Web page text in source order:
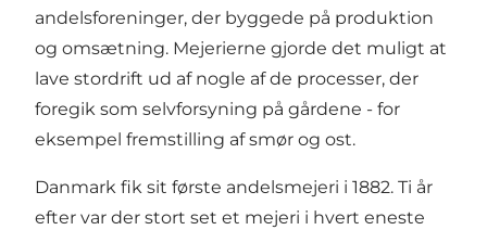
andelsforeninger, der byggede på produktion
og omsætning. Mejerierne gjorde det muligt at
lave stordrift ud af nogle af de processer, der
foregik som selvforsyning på gårdene - for
eksempel fremstilling af smør og ost.
Danmark fik sit første andelsmejeri i 1882. Ti år
efter var der stort set et mejeri i hvert eneste